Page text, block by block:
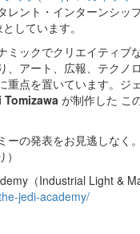
ント・インターンシッ
しています。
ミックでクリエイティブ
、アート、広報、テクノ
重点を置いています。ジ
Tomizawaが制作した こ
ーの発表をお見逃しなく
）
（Industrial Light &
jedi-academy/